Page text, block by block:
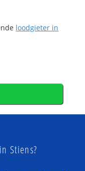
loodgieter in
Stiens?